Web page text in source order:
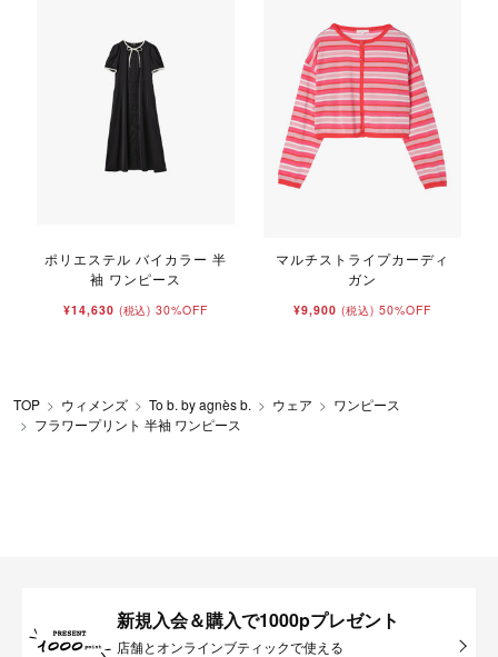
ポリエステル バイカラー 半
袖 ワンピース
¥14,630 (税込) 30%OFF
マルチストライプカーディ
ガン
¥9,900 (税込) 50%OFF
TOP ウィメンズ To b. by agnès b. ウェア
ワンピース
フラワープリント 半袖 ワンピース
新規入会＆購入で1000pプレゼント
店舗とオンラインブティックで使える